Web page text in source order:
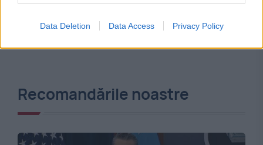
Data Deletion Data Access Privacy Policy
Recomandările noastre